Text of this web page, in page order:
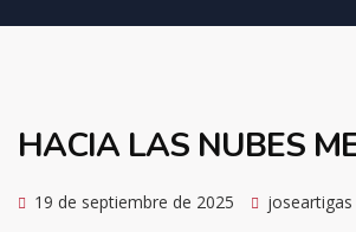
HACIA LAS NUBES
19 de septiembre de 2025 joseartigas